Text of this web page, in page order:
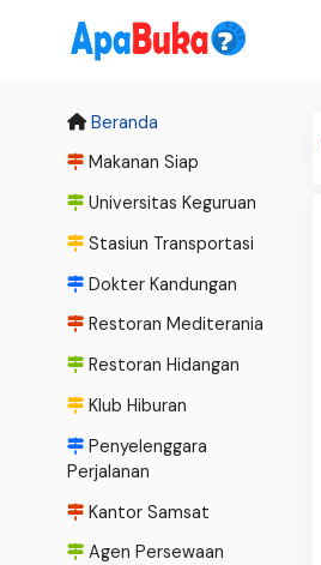
Beranda
Makanan Siap
Universitas Keguruan
Stasiun Transportasi
Dokter Kandungan
Restoran Mediterania
Restoran Hidangan
Klub Hiburan
Penyelenggara
Perjalanan
Kantor Samsat
Agen Persewaan